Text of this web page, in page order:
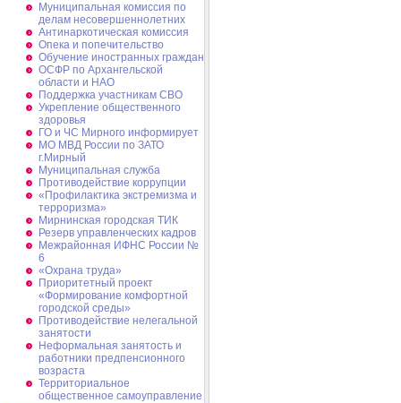
Муниципальная комиссия по
делам несовершеннолетних
Антинаркотическая комиссия
Опека и попечительство
Обучение иностранных граждан
ОСФР по Архангельской
области и НАО
Поддержка участникам СВО
Укрепление общественного
здоровья
ГО и ЧС Мирного информирует
МО МВД России по ЗАТО
г.Мирный
Муниципальная cлужба
Противодействие коррупции
«Профилактика экстремизма и
терроризма»
Мирнинская городская ТИК
Резерв управленческих кадров
Межрайонная ИФНС России №
6
«Охрана труда»
Приоритетный проект
«Формирование комфортной
городской среды»
Противодействие нелегальной
занятости
Неформальная занятость и
работники предпенсионного
возраста
Территориальное
общественное самоуправление